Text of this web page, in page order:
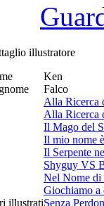
illustratore
Ken
Falco
illustrati
Alla Ricerca
Alla Ricerca
Il Mago del
Il mio nome
Il Serpente
Shyguy VS
Nel Nome di
Giochiamo a
Senza